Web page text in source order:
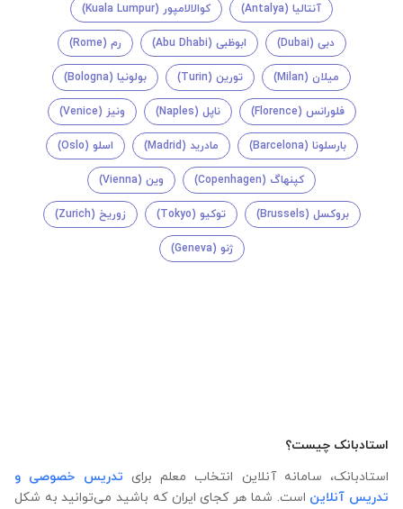
آنتالیا (Antalya) کوالالامپور (Kuala Lumpur)
دبی (Dubai) ابوظبی (Abu Dhabi) رم (Rome)
میلان (Milan) تورین (Turin) بولونیا (Bologna)
فلورانس (Florence) ناپل (Naples) ونیز (Venice)
بارسلونا (Barcelona) مادرید (Madrid) اسلو (Oslo)
کپنهاگ (Copenhagen) وین (Vienna)
بروکسل (Brussels) توکیو (Tokyo) زوریخ (Zurich)
ژنو (Geneva)
استادبانک چیست؟
استادبانک، سامانه آنلاین انتخاب معلم برای تدریس خصوصی و
تدریس آنلاین است. شما هر کجای ایران که باشید می‌توانید به شکل